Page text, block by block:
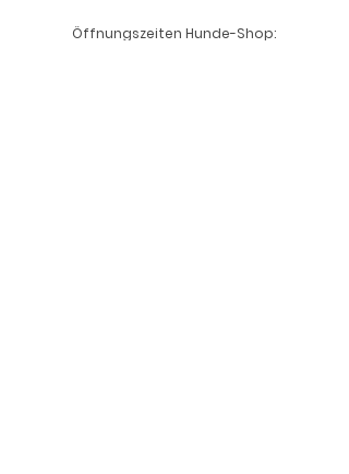
Öffnungszeiten Hunde-Shop: